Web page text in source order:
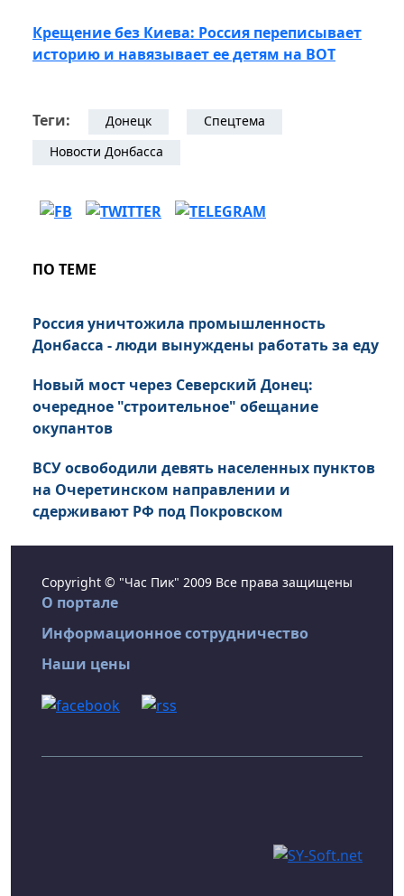
Крещение без Киева: Россия переписывает
историю и навязывает ее детям на ВОТ
Теги: Донецк
Спецтема
Новости Донбасса
ПО ТЕМЕ
Россия уничтожила промышленность
Донбасса - люди вынуждены работать за еду
Новый мост через Северский Донец:
очередное "строительное" обещание
окупантов
ВСУ освободили девять населенных пунктов
на Очеретинском направлении и
сдерживают РФ под Покровском
Copyright © "Час Пик" 2009 Все права защищены
О портале
Информационное сотрудничество
Наши цены